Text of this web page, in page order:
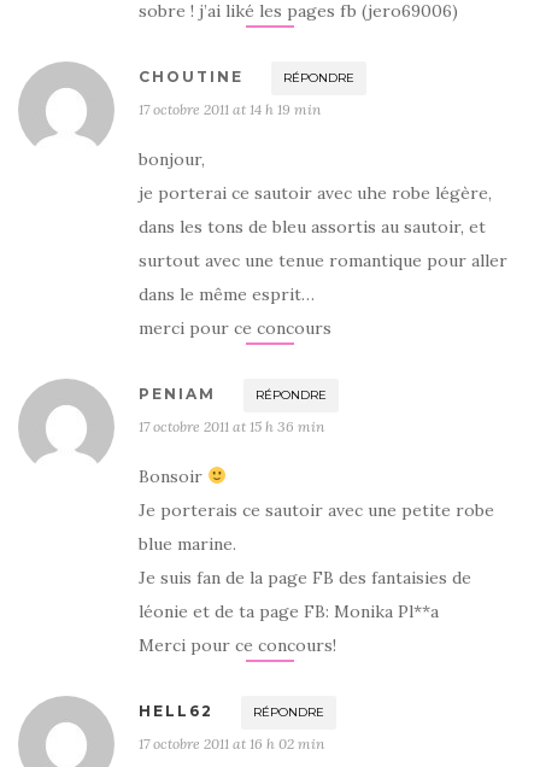
sobre ! j’ai liké les pages fb (jero69006)
CHOUTINE RÉPONDRE
17 octobre 2011 at 14 h 19 min
bonjour,
je porterai ce sautoir avec uhe robe légère,
dans les tons de bleu assortis au sautoir, et
surtout avec une tenue romantique pour aller
dans le même esprit…
merci pour ce concours
PENIAM RÉPONDRE
17 octobre 2011 at 15 h 36 min
Bonsoir
Je porterais ce sautoir avec une petite robe
blue marine.
Je suis fan de la page FB des fantaisies de
léonie et de ta page FB: Monika Pl**a
Merci pour ce concours!
HELL62 RÉPONDRE
17 octobre 2011 at 16 h 02 min